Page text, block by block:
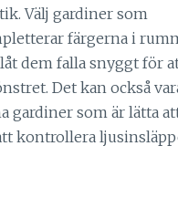
Välj gardiner som
färgerna i
dem falla snyggt för
Det kan också
gardiner som är lätta
kontrollera